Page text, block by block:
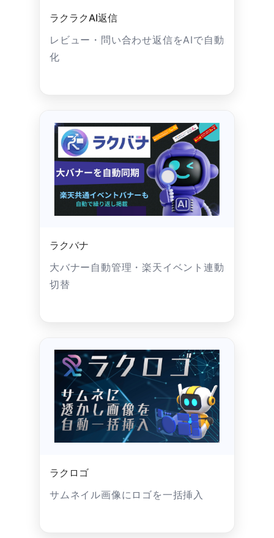
ラクラクAI返信
レビュー・問い合わせ返信をAIで自動
化
ラクバナ
大バナー自動管理・楽天イベント連動
切替
ラクロゴ
サムネイル画像にロゴを一括挿入